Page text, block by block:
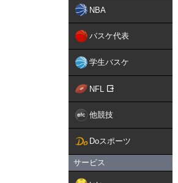
NBA
バスケ代表
学生バスケ
NFL
他競技
Doスポーツ
サービス